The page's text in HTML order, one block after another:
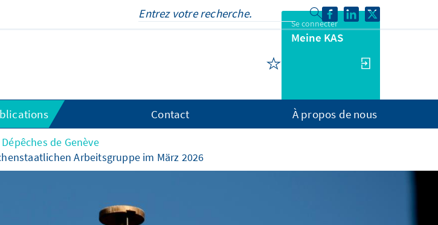
Se connecter
Meine KAS
Contact À propos de nous
Dépêches de Genève
Arbeitsgruppe im März 2026